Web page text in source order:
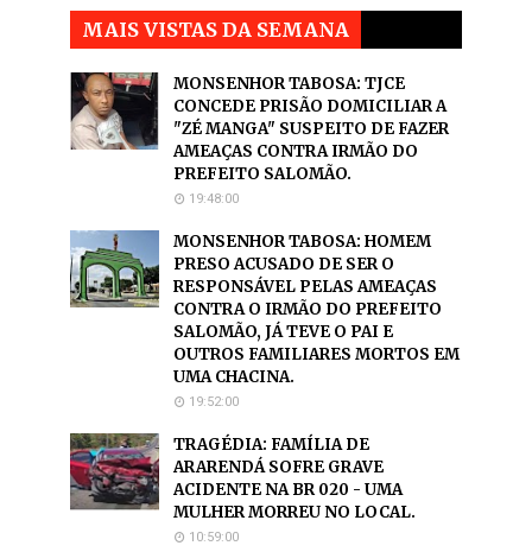
MAIS VISTAS DA SEMANA
MONSENHOR TABOSA: TJCE
CONCEDE PRISÃO DOMICILIAR A
"ZÉ MANGA" SUSPEITO DE FAZER
AMEAÇAS CONTRA IRMÃO DO
PREFEITO SALOMÃO.
19:48:00
MONSENHOR TABOSA: HOMEM
PRESO ACUSADO DE SER O
RESPONSÁVEL PELAS AMEAÇAS
CONTRA O IRMÃO DO PREFEITO
SALOMÃO, JÁ TEVE O PAI E
OUTROS FAMILIARES MORTOS EM
UMA CHACINA.
19:52:00
TRAGÉDIA: FAMÍLIA DE
ARARENDÁ SOFRE GRAVE
ACIDENTE NA BR 020 - UMA
MULHER MORREU NO LOCAL.
10:59:00